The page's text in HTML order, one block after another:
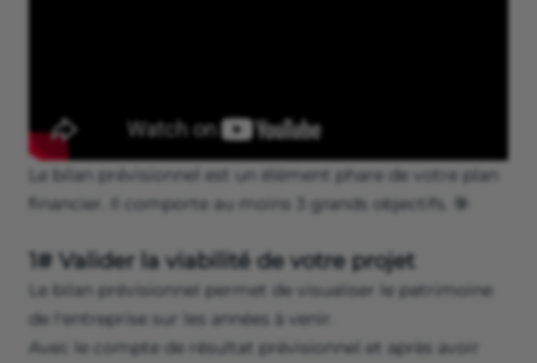
Le bilan prévisionnel est un élément phare de votre plan
financier. Il comporte au moins 3 grands objectifs. 🎯
1# Valider la viabilité de votre projet
Le bilan prévisionnel permet de visualiser le patrimoine
de l'entreprise sur les années à venir.
Avec le compte de résultat prévisionnel et après avoir